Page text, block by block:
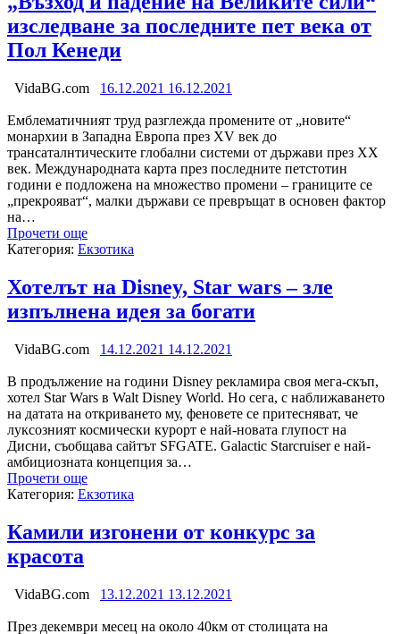
изследване за последните пет века от
Пол Кенеди
VidaBG.com 16.12.2021 16.12.2021
Емблематичният труд разглежда промените от „новите“
монархии в Западна Европа през XV век до
трансаталнтическите глобални системи от държави през XX
век. Международната карта през последните петстотин
години е подложена на множество промени – границите се
„прекрояват“, малки държави се превръщат в основен фактор
на…
Прочети още
Категория: Екзотика
Хотелът на Disney, Star wars – зле
изпълнена идея за богати
VidaBG.com 14.12.2021 14.12.2021
В продължение на години Disney рекламира своя мега-скъп,
хотел Star Wars в Walt Disney World. Но сега, с наближаването
на датата на откриването му, феновете се притесняват, че
луксозният космически курорт е най-новата глупост на
Дисни, съобщава сайтът SFGATE. Galactic Starcruiser е най-
амбициозната концепция за…
Прочети още
Категория: Екзотика
Камили изгонени от конкурс за
красота
VidaBG.com 13.12.2021 13.12.2021
През декември месец на около 40км от столицата на